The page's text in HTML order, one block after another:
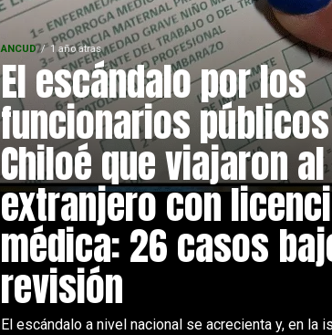
ANCUD 1 año atras
El escándalo por los
funcionarios
Chiloé que viajaron al
extranjero con
médica: 26 casos
revisión
El escándalo a nivel nacional se acrecienta y, en la